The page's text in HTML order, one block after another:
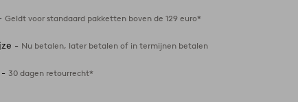
Geldt voor standaard pakketten boven de 129 euro*
- Nu betalen, later betalen of in termijnen betalen
-30 dagen retourrecht*